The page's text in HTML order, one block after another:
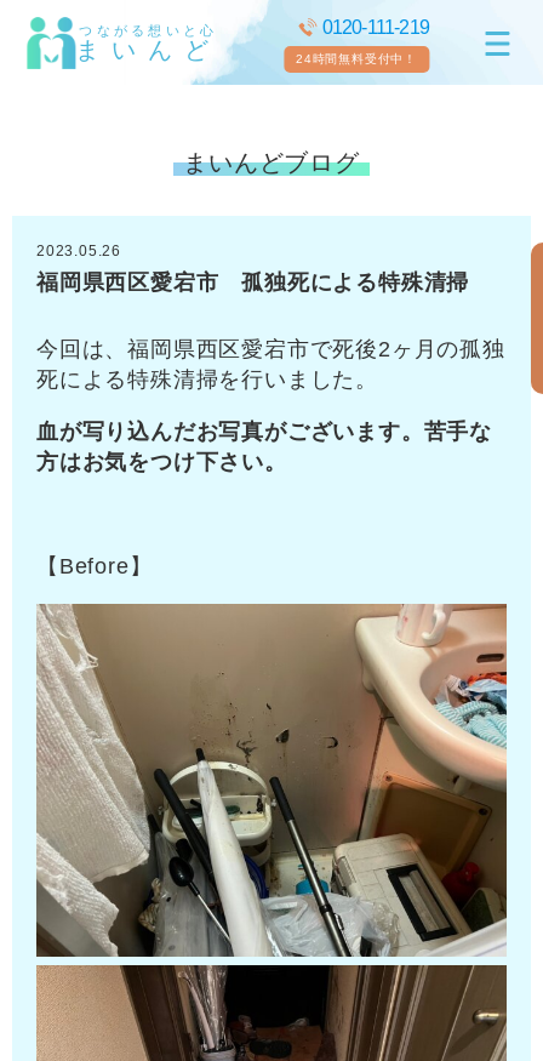
つながる想いと心
まいんど
0120-111-219
24時間無料受付中！
まいんどブログ
2023.05.26
福岡県西区愛宕市 孤独死による特殊清掃
今回は、福岡県西区愛宕市で死後2ヶ月の孤独
死による特殊清掃を行いました。
血が写り込んだお写真がございます。苦手な
方はお気をつけ下さい。
【Before】